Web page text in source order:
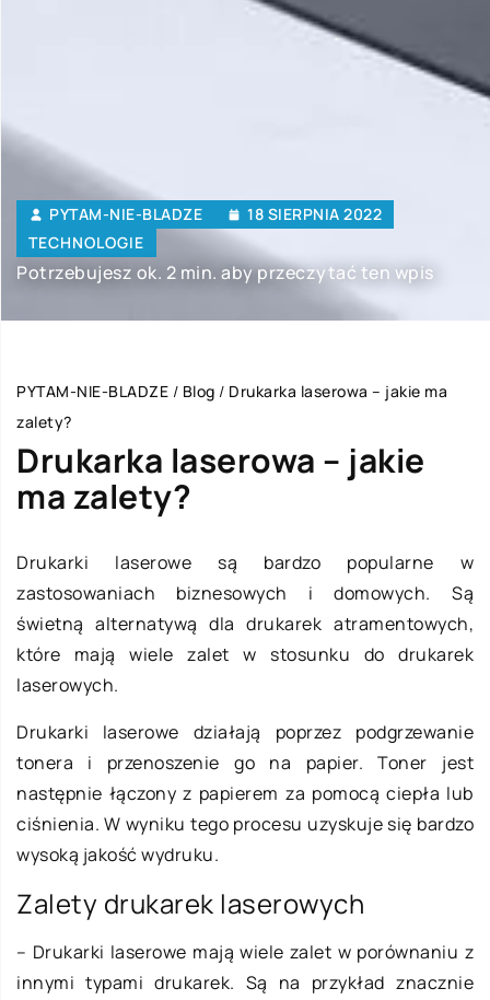
PYTAM-NIE-BLADZE
18 SIERPNIA 2022
TECHNOLOGIE
Potrzebujesz ok. 2 min. aby przeczytać ten wpis
PYTAM-NIE-BLADZE / Blog / Drukarka laserowa – jakie ma
zalety?
Drukarka laserowa – jakie
ma zalety?
Drukarki laserowe są bardzo popularne w
zastosowaniach biznesowych i domowych. Są
świetną alternatywą dla drukarek atramentowych,
które mają wiele zalet w stosunku do drukarek
laserowych.
Drukarki laserowe działają poprzez podgrzewanie
tonera i przenoszenie go na papier. Toner jest
następnie łączony z papierem za pomocą ciepła lub
ciśnienia. W wyniku tego procesu uzyskuje się bardzo
wysoką jakość wydruku.
Zalety drukarek laserowych
– Drukarki laserowe mają wiele zalet w porównaniu z
innymi typami drukarek. Są na przykład znacznie